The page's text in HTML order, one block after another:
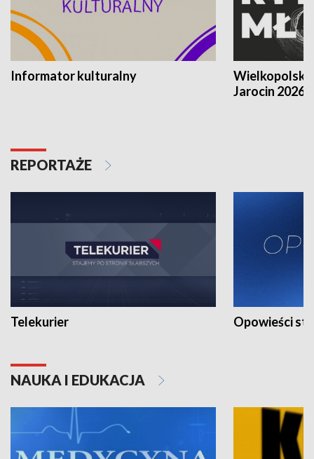
Informator kulturalny
Jarocin 2026
REPORTAŻE
Telekurier Opowieści
NAUKA I EDUKACJA